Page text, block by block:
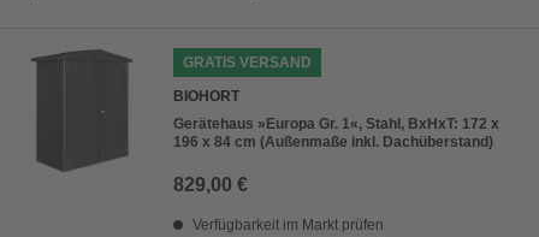
GRATIS VERSAND
BIOHORT
Gerätehaus »Europa Gr. 1«, Stahl, BxHxT: 172 x
196 x 84 cm (Außenmaße inkl. Dachüberstand)
829,00 €
Verfügbarkeit im Markt prüfen